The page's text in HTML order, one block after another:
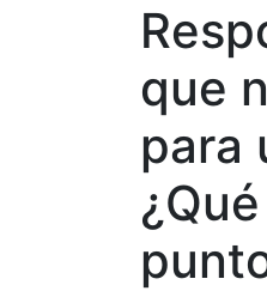
que
para